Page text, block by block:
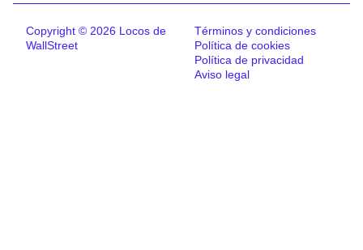
Copyright © 2026 Locos de
WallStreet
Términos y condiciones
Política de cookies
Política de privacidad
Aviso legal